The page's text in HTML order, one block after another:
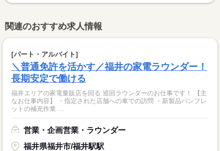
関連のおすすめ求人情報
[パート・アルバイト]
＼普通免許を活かす／福井の家電ラウンダー！
長期安定で働ける
福井エリアの家電量販店を回る 巡回ラウンダーのお仕事です！ 【主
なお仕事内容】 ・指定された店舗への車での訪問 ・新製品パンフレ
ットの補充作業 ...
営業・企画営業・ラウンダー
福井県福井市/福井駅駅